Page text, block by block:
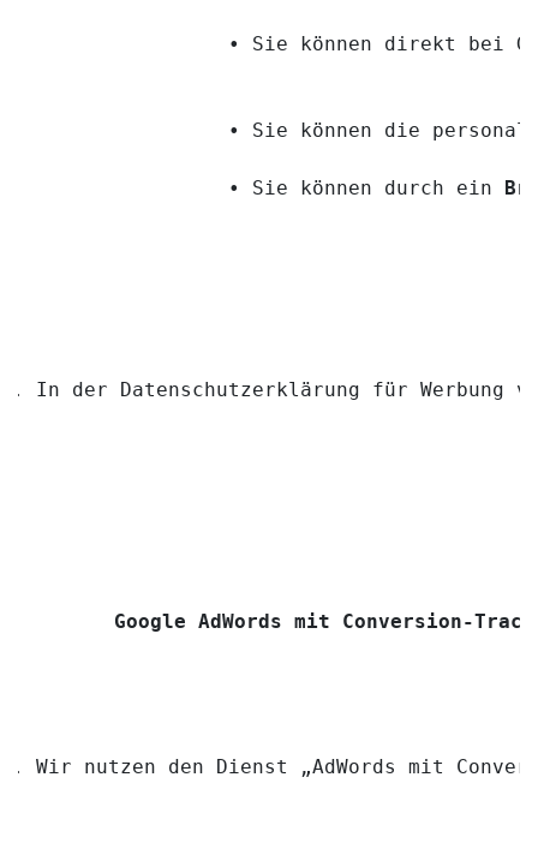
• Sie können direkt bei
• Sie können die
                • Sie können durch ein
In der Datenschutzerklärung für Werbung
Google AdWords mit Conversion-
Wir nutzen den Dienst „AdWords mit